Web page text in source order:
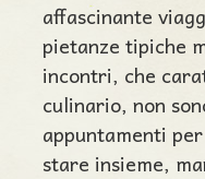
affascinante
pietanze tipiche
incontri, che
culinario, non
appuntamenti
stare insieme,